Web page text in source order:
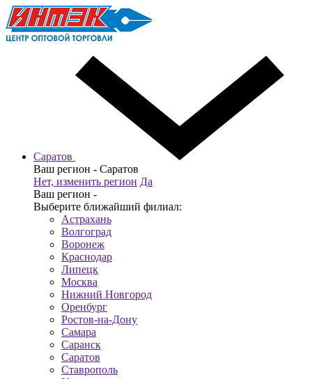
Саратов
Ваш регион - Саратов
Нет, изменить регион Да
Ваш регион -
Выберите ближайший филиал:
Астрахань
Волгоград
Воронеж
Краснодар
Липецк
Москва
Нижний Новгород
Оренбург
Ростов-на-Дону
Самара
Саранск
Саратов
Ставрополь